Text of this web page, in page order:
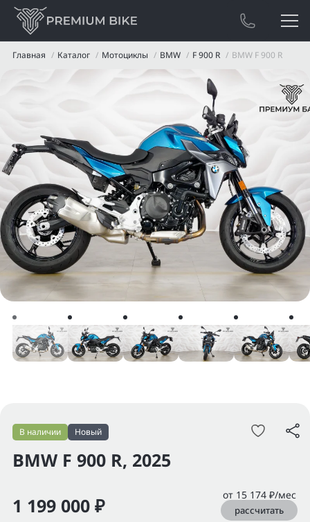
Главная Каталог Мотоциклы BMW F 900 R BMW F 900 R
BMW F 900 R, 2025
В наличии Новый
1 199 000 ₽ от 15 174 ₽/мес
рассчитать